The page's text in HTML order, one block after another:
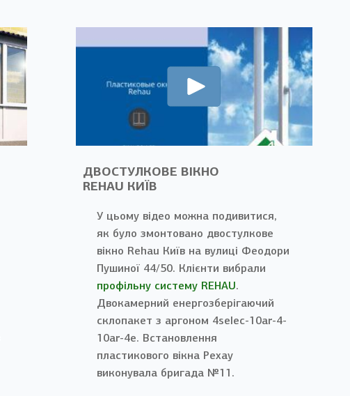
ДВОСТУЛКОВЕ ВІКНО
REHAU КИЇВ
У цьому відео можна подивитися,
як було змонтовано двостулкове
вікно Rehau Київ на вулиці Феодори
Пушиної 44/50. Клієнти вибрали
профільну систему REHAU.
Двокамерний енергозберігаючий
склопакет з аргоном 4selec-10ar-4-
10ar-4e. Встановлення
пластикового вікна Рехау
виконувала бригада №11.